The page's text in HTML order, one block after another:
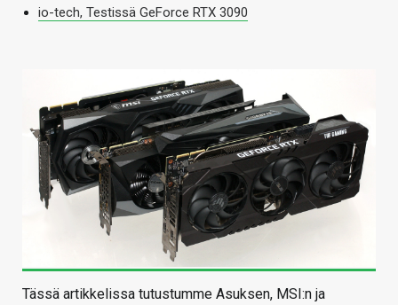
io-tech, Testissä GeForce RTX 3090
Tässä artikkelissa tutustumme Asuksen, MSI:n ja